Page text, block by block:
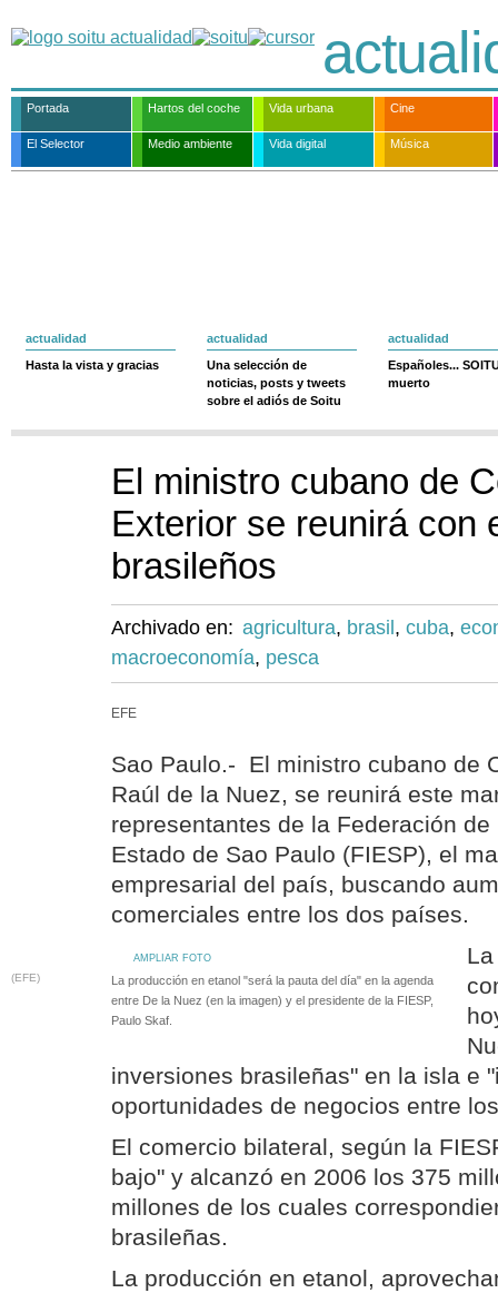
Portada Hartos del coche Vida urbana Cine
El Selector Medio ambiente Vida digital Música
actualidad
Hasta la vista y gracias
actualidad
Una selección de
noticias, posts y tweets
sobre el adiós de Soitu
actualidad
Españoles...
muerto
El ministro cubano de
Exterior se reunirá con
brasileños
Archivado en: agricultura, brasil , cuba,
macroeconomía, pesca
EFE
Sao Paulo.- El ministro cubano de
Raúl de la Nuez, se reunirá este
representantes de la Federación
Estado de Sao Paulo (FIESP), el
empresarial del país, buscando
comerciales entre los dos países.
AMPLIAR FOTO
(EFE)
La producción en etanol "será la pauta del día" en la agenda
entre De la Nuez (en la imagen) y el presidente de la FIESP,
Paulo Skaf.
inversiones brasileñas" en la isla e
oportunidades de negocios entre
El comercio bilateral, según la
bajo" y alcanzó en 2006 los 375
millones de los cuales
brasileñas.
La producción en etanol,